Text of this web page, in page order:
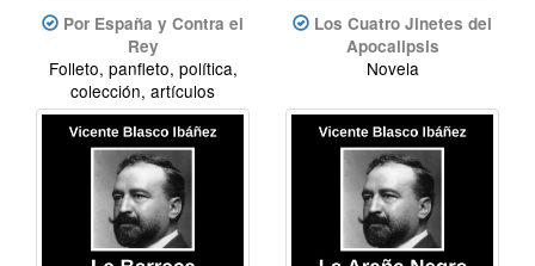
Por España y Contra el
Rey
Folleto, panfleto, política,
colección, artículos
Los Cuatro Jinetes del
Apocalipsis
Novela